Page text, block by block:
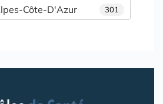
301
Côte-D'Azur